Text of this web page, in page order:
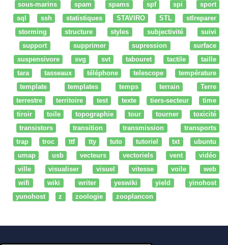
sous-marins
spam spams spf spi
sport
sql
ssh statistiques STAVIRO STL
stlreparer
storming
structure styles subjectivité
suivi
support
supprimer supression
surface
suspensivore
svg svt tabouret tactile
taille
tara
tasseaux téléphone telescope
température
template
templates temps terrain
Terre
terrestre
territoire test texte tiers-secteur
time
tiroir
toile topographie tour tourner
toxicité
transistors
transition transmission
transports
trap
troc ttf tty tuto tutoriel txt
ubuntu
umap
usb vecteurs vectoriels vent
vidéo
ville
visualiser visuel vitesse voile
web
wifi
wiki writer yeswiki yield
yinohost
yunohost
z zoologie zooplancon